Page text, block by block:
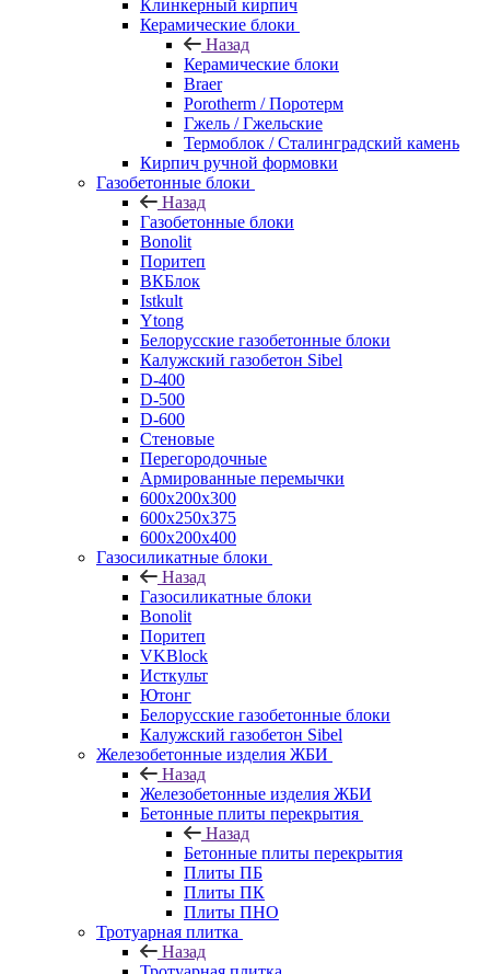
Клинкерный кирпич
Керамические блоки
Назад
Керамические блоки
Braer
Porotherm / Поротерм
Гжель / Гжельские
Термоблок / Сталинградский камень
Кирпич ручной формовки
Газобетонные блоки
Назад
Газобетонные блоки
Bonolit
Поритеп
ВКБлок
Istkult
Ytong
Белорусские газобетонные блоки
Калужский газобетон Sibel
D-400
D-500
D-600
Стеновые
Перегородочные
Армированные перемычки
600х200х300
600х250х375
600х200х400
Газосиликатные блоки
Назад
Газосиликатные блоки
Bonolit
Поритеп
VKBlock
Исткульт
Ютонг
Белорусские газобетонные блоки
Калужский газобетон Sibel
Железобетонные изделия ЖБИ
Назад
Железобетонные изделия ЖБИ
Бетонные плиты перекрытия
Назад
Бетонные плиты перекрытия
Плиты ПБ
Плиты ПК
Плиты ПНО
Тротуарная плитка
Назад